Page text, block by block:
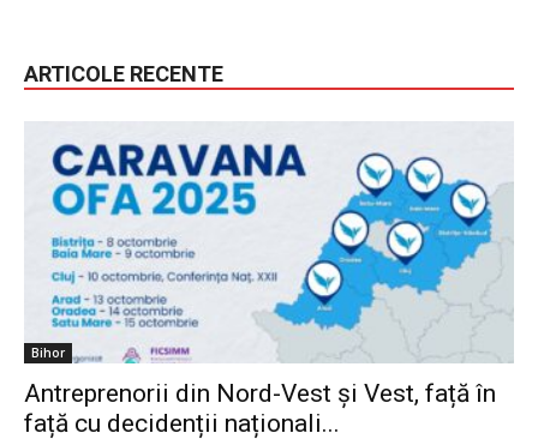
ARTICOLE RECENTE
Bihor
Antreprenorii din Nord-Vest și Vest, față în
față cu decidenții naționali...